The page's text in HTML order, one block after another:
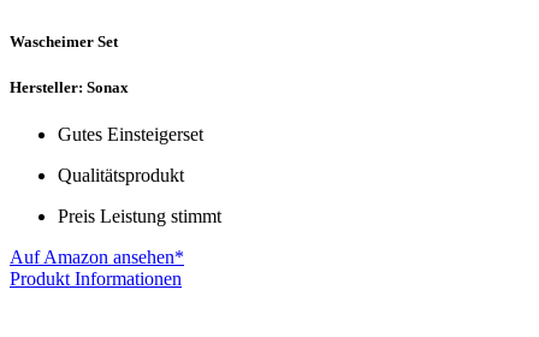
Wascheimer Set
Hersteller: Sonax
Gutes Einsteigerset
Qualitätsprodukt
Preis Leistung stimmt
Auf Amazon ansehen*
Produkt Informationen